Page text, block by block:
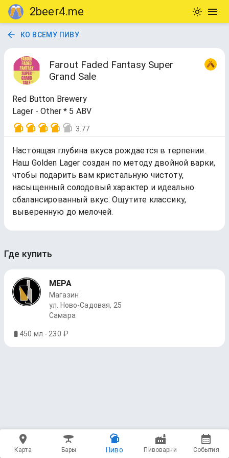
2beer4.me
КО ВСЕМУ ПИВУ
Farout Faded Fantasy Super
Grand Sale
Red Button Brewery
Lager - Other * 5 ABV
3.77
Настоящая глубина вкуса рождается в терпении.
Наш Golden Lager создан по методу двойной варки,
чтобы подарить вам кристальную чистоту,
насыщенный солодовый характер и идеально
сбалансированный вкус. Ощутите классику,
выверенную до мелочей.
Где купить
МЕРА
Магазин
ул. Ново-Садовая, 25
Самара
450 мл - 230 ₽
Карта Бары Пиво Пивоварни События